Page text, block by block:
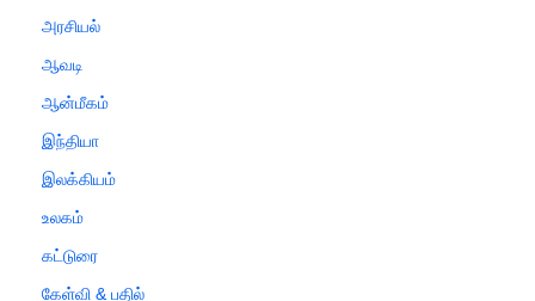
அரசியல்
ஆவடி
ஆன்மீகம்
இந்தியா
இலக்கியம்
உலகம்
கட்டுரை
கேள்வி & பதில்